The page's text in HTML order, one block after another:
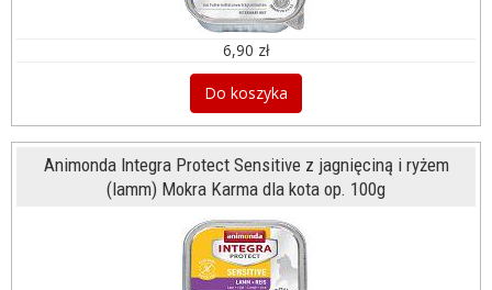
6,90 zł
Do koszyka
Animonda Integra Protect Sensitive z jagnięciną i ryżem
(lamm) Mokra Karma dla kota op. 100g